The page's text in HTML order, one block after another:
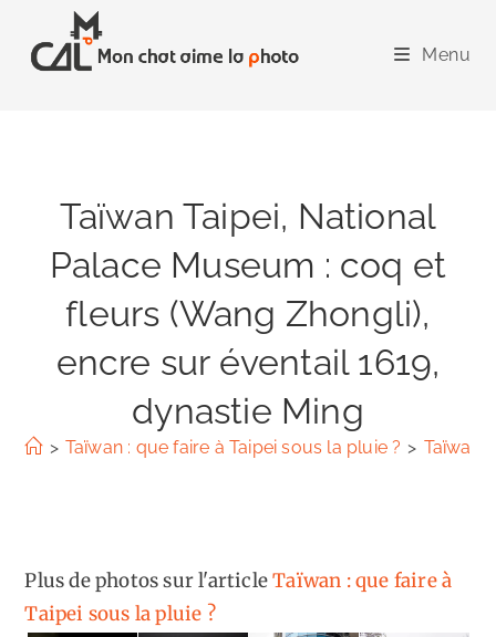
content
Menu
Taïwan Taipei, National
Palace Museum : coq et
fleurs (Wang Zhongli),
encre sur éventail 1619,
dynastie Ming
> Taïwan : que faire à Taipei sous la pluie ? > Taïwan
Plus de photos sur l'articleTaïwan : que faire à
Taipei sous la pluie ?